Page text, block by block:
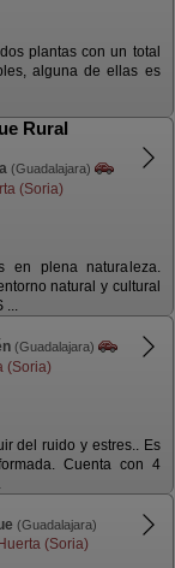
plantas con un total
alguna de ellas es
Rural
(Guadalajara)
(Soria)
en plena naturaleza.
natural y cultural
...
(Guadalajara)
(Soria)
del ruido y estres.. Es
Cuenta con 4
(Guadalajara)
(Soria)